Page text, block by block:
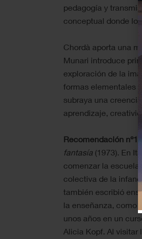
pedagogía y
conceptual donde lo
Chordà aporta una
Munari introduce
exploración de la
formas elementales
subraya una
aprendizaje,
Recomendación nº1:
fantasía (1973). En
comenzar la
colectiva de la
también escribió
la enseñanza, como
unos años en un
Alicia Kopf. Al visitar